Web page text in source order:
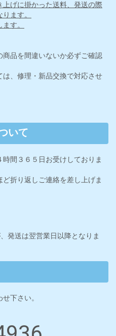
げに掛かった送料、発送の際
ます。
す。
品を間違いないか必ずご確認
、修理・新品交換で対応させ
いて
間３６５日お受けしておりま
折り返しご連絡を差し上げま
発送は翌営業日以降となりま
下さい。